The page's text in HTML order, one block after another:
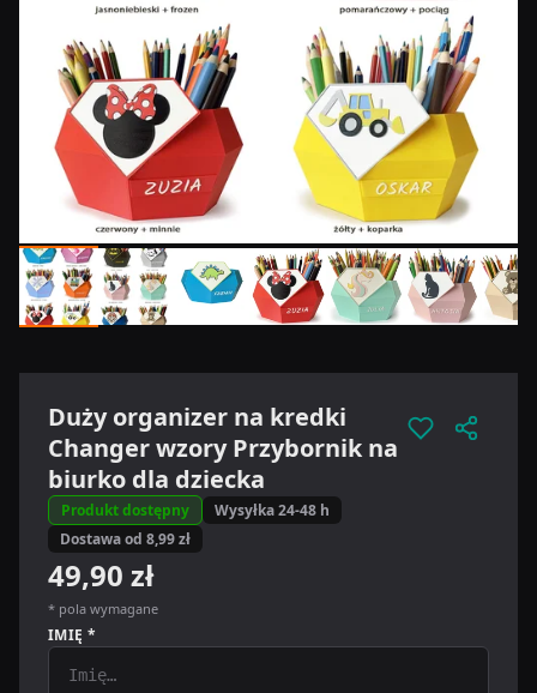
Duży organizer na kredki
Changer wzory Przybornik na
biurko dla dziecka
Produkt dostępny
Wysyłka 24-48 h
Dostawa od 8,99 zł
49,90 zł
* pola wymagane
IMIĘ *